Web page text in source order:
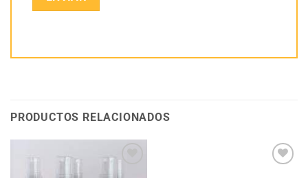
PRODUCTOS RELACIONADOS